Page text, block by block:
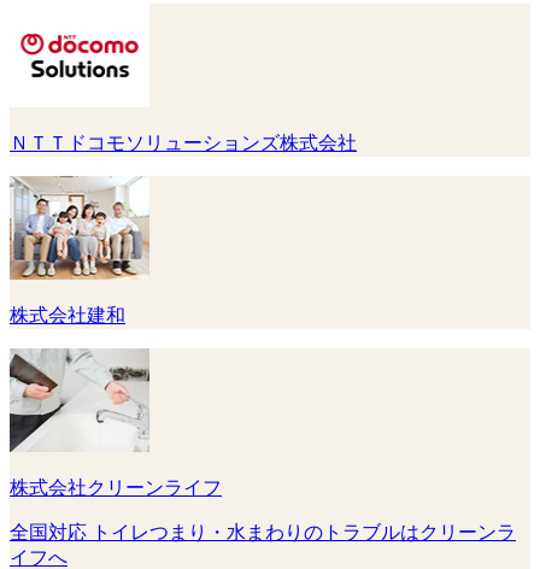
ＮＴＴドコモソリューションズ株式会社
株式会社建和
株式会社クリーンライフ
全国対応 トイレつまり・水まわりのトラブルはクリーンラ
イフへ